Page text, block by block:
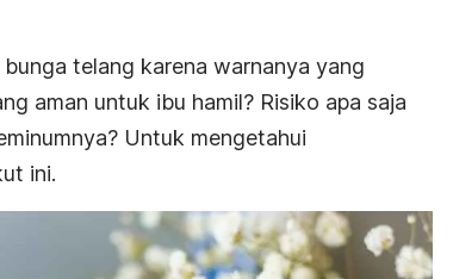
telang karena warnanya yang
aman untuk ibu hamil? Risiko apa saja
Untuk mengetahui
ini.